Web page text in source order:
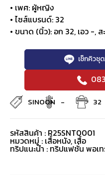
• เพศ: ผู้หญิง
• ไซส์แบรนด์: 32
• ขนาด (นิ้ว): อก 32, เอว -,
เช็กคิวชุ
SINOON - 32
รหัสสินค้า : R25SNT0001
หมวดหมู่ : เสื้อหนัง, เสื้อ
ทริปแนะนำ : ทริปแฟชั่น พอเ